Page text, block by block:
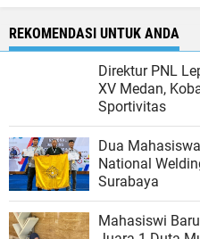
REKOMENDASI UNTUK ANDA
Direktur PNL
XV Medan,
Sportivitas
Dua
National
Surabaya
Mahasiswi